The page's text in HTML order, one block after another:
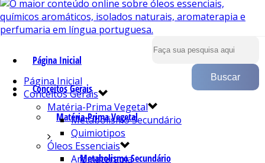
Página Inicial
Conceitos Gerais
Matéria-Prima Vegetal
Metabolismo Secundário
Página Inicial
Conceitos Gerais
Matéria-Prima Vegetal
Metabolismo Secundário
Quimiotipos
Óleos Essenciais
Aromaterapia